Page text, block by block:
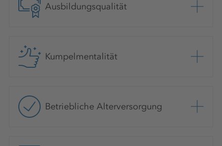
Ausbildungsqualität
Kumpelmentalität
Betriebliche Alterversorgung